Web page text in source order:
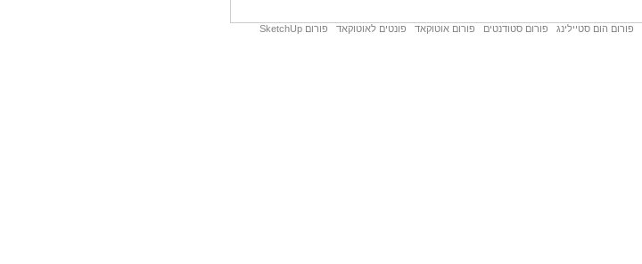
פורום הום סטיילינג פורום סטודנטים פורום אוטוקאד פונטים לאוטוקאד
פורום SketchUp